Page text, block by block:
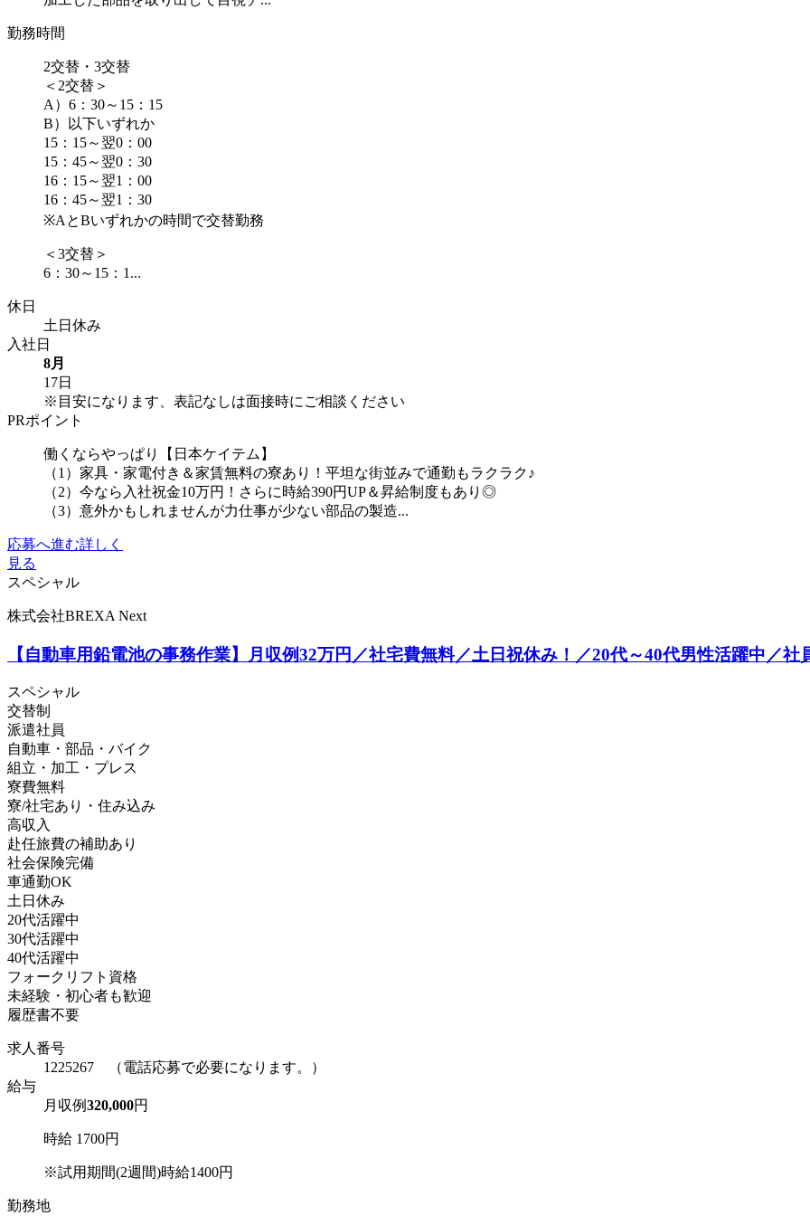
勤務時間
2交替・3交替
＜2交替＞
A）6：30～15：15
B）以下いずれか
15：15～翌0：00
15：45～翌0：30
16：15～翌1：00
16：45～翌1：30
※AとBいずれかの時間で交替勤務
＜3交替＞
6：30～15：1...
休日
土日休み
入社日
8月
17日
※目安になります、表記なしは面接時にご相談ください
PRポイント
働くならやっぱり【日本ケイテム】
（1）家具・家電付き＆家賃無料の寮あり！平坦な街並みで通勤もラクラク♪
（2）今なら入社祝金10万円！さらに時給390円UP＆昇給制度もあり◎
（3）意外かもしれませんが力仕事が少ない部品の製造...
応募へ進む詳しく
見る
スペシャル
株式会社BREXA Next
【自動車用鉛電池の事務作業】月収例32万円／社宅費無料／土日祝休み！／20代～40代男性活躍中／社
スペシャル
交替制
派遣社員
自動車・部品・バイク
組立・加工・プレス
寮費無料
寮/社宅あり・住み込み
高収入
赴任旅費の補助あり
社会保険完備
車通勤OK
土日休み
20代活躍中
30代活躍中
40代活躍中
フォークリフト資格
未経験・初心者も歓迎
履歴書不要
求人番号
1225267 （電話応募で必要になります。）
給与
月収例320,000円
時給 1700円
※試用期間(2週間)時給1400円
勤務地